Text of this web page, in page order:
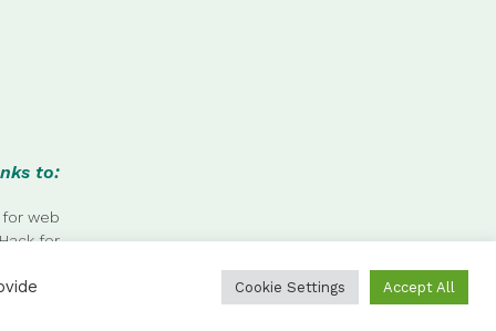
to:
web
for
Cookie Settings Accept All